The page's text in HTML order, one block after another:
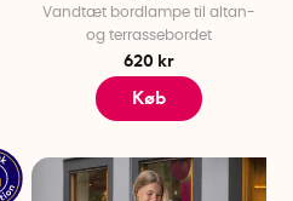
Vandtæt bordlampe til altan-
og terrassebordet
620 kr
Køb